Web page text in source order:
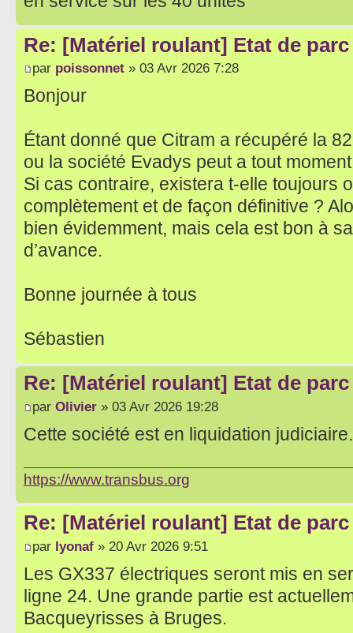
Re: [Matériel roulant] Etat de
par poissonnet » 03 Avr 2026 7:28
Bonjour
Étant donné que Citram a récupéré la
ou la société Evadys peut a tout
Si cas contraire, existera t-elle toujours
complètement et de façon définitive ?
bien évidemment, mais cela est bon à
d’avance.
Bonne journée à tous
Sébastien
Re: [Matériel roulant] Etat de
par Olivier » 03 Avr 2026 19:28
Cette société est en liquidation judiciaire.
https://www.transbus.org
Re: [Matériel roulant] Etat de
par lyonaf » 20 Avr 2026 9:51
Les GX337 électriques seront mis en
ligne 24. Une grande partie est
Bacqueyrisses à Bruges.